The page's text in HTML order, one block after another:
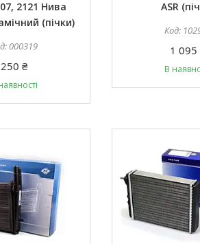
2121 Нива
(пічки)
000319
250 ₴
ASR
1 095
В